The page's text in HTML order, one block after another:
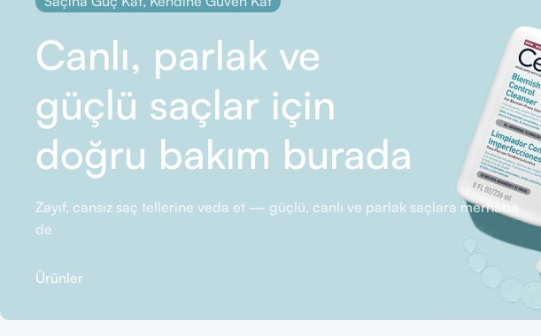
Canlı, parlak ve
güçlü saçlar için
doğru bakım burada
Zayıf, cansız saç tellerine veda et — güçlü, canlı ve parlak saçlara merhaba
de
Ürünler